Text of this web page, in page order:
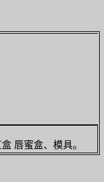
唇蜜盒、模具。